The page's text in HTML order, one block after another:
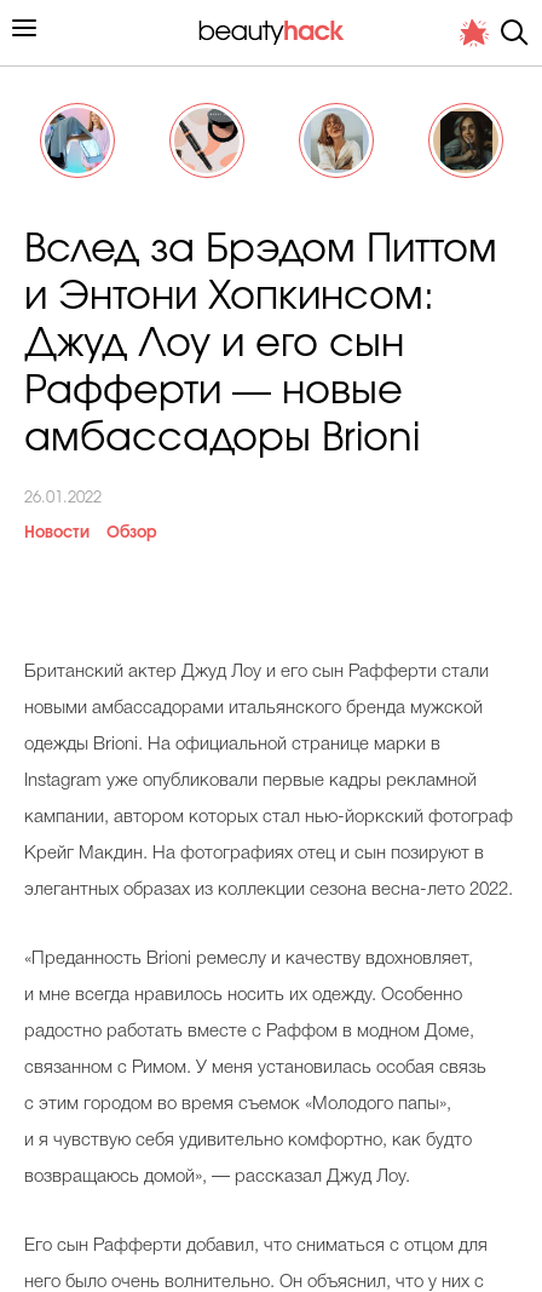
Стиль жизни
Хит недели от стилиста
Худеем правильно
Бьютихакер / Мама-хакер
Выбор визажистов
Полиция красоты
Хит недели от визажиста
Celebrity дня
Интервью со звездой
Вслед за Брэдом Питтом
и Энтони Хопкинсом:
Джуд Лоу и его сын
Рафферти — новые
амбассадоры Brioni
26.01.2022
Новости Обзор
Британский актер Джуд Лоу и его сын Рафферти стали
новыми амбассадорами итальянского бренда мужской
одежды Brioni. На официальной странице марки в
Instagram уже опубликовали первые кадры рекламной
кампании, автором которых стал нью-йоркский фотограф
Крейг Макдин. На фотографиях отец и сын позируют в
элегантных образах из коллекции сезона весна-лето 2022.
«Преданность Brioni ремеслу и качеству вдохновляет,
и мне всегда нравилось носить их одежду. Особенно
радостно работать вместе с Раффом в модном Доме,
связанном с Римом. У меня установилась особая связь
с этим городом во время съемок «Молодого папы»,
и я чувствую себя удивительно комфортно, как будто
возвращаюсь домой», — рассказал Джуд Лоу.
Его сын Рафферти добавил, что сниматься с отцом для
него было очень волнительно. Он объяснил, что у них с